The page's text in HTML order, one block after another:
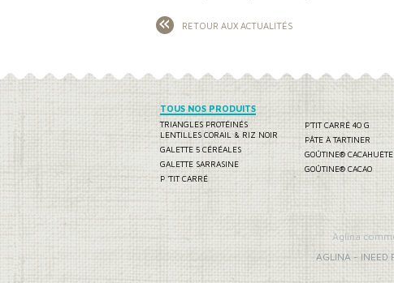
RETOUR AUX ACTUALITÉS
TOUS NOS PRODUITS
TRIANGLES PROTÉINÉS
LENTILLES CORAIL & RIZ NOIR
GALETTE 5 CÉRÉALES
GALETTE SARRASINE
P 'TIT CARRÉ
P'TIT CARRÉ 40 G
PÂTE À TARTINER
GOÛTINE®
GOÛTINE® CACAO
Aglina
AGLINA - INEED